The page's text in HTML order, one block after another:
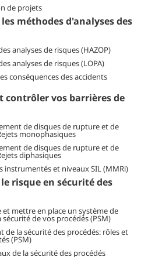
de projets
méthodes d'analyses des
analyses de risques (HAZOP)
analyses de risques (LOPA)
conséquences des accidents
contrôler vos barrières de
de disques de rupture et de
monophasiques
de disques de rupture et de
diphasiques
instrumentés et niveaux SIL (MMRi)
risque en sécurité des
mettre en place un système de
de vos procédés (PSM)
de la sécurité des procédés: rôles et
(PSM)
de la sécurité des procédés